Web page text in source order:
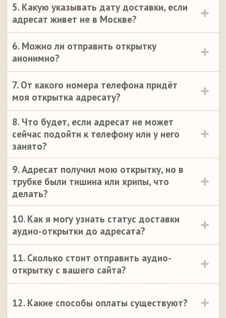
5. Какую указывать дату доставки, если
адресат живет не в Москве?
6. Можно ли отправить открытку
анонимно?
7. От какого номера телефона придёт
моя открытка адресату?
8. Что будет, если адресат не может
сейчас подойти к телефону или у него
занято?
9. Адресат получил мою открытку, но в
трубке были тишина или хрипы, что
делать?
10. Как я могу узнать статус доставки
аудио-открытки до адресата?
11. Сколько стоит отправить аудио-
открытку с вашего сайта?
12. Какие способы оплаты существуют?